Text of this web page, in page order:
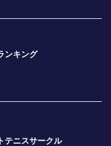
ンキング
テニスサークル